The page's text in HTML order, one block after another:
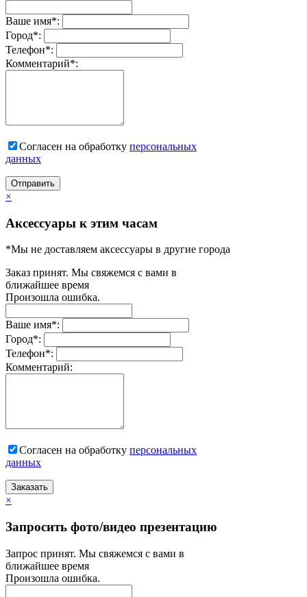
Ваше имя*:
Город*:
Телефон*:
Комментарий*:
Согласен на обработку персональныx
данных
Отправить
×
Аксессуары к этим часам
*Мы не доставляем аксессуары в другие города
Заказ принят. Мы свяжемся с вами в
ближайшее время
Произошла ошибка.
Ваше имя*:
Город*:
Телефон*:
Комментарий:
Согласен на обработку персональныx
данных
Заказать
×
Запросить фото/видео презентацию
Запрос принят. Мы свяжемся с вами в
ближайшее время
Произошла ошибка.